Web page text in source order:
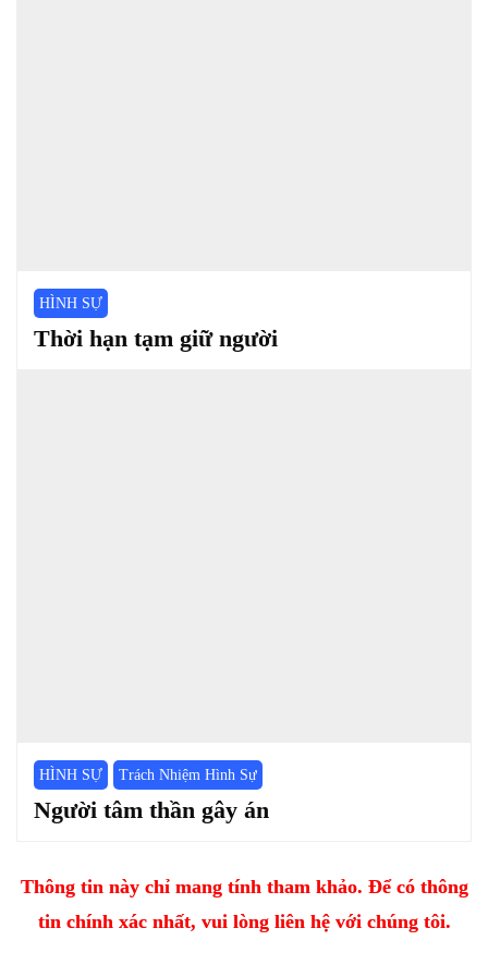
HÌNH SỰ
Thời hạn tạm giữ người
HÌNH SỰ Trách Nhiệm Hình Sự
Người tâm thần gây án
Thông tin này chỉ mang tính tham khảo. Để có thông
tin chính xác nhất, vui lòng liên hệ với chúng tôi.